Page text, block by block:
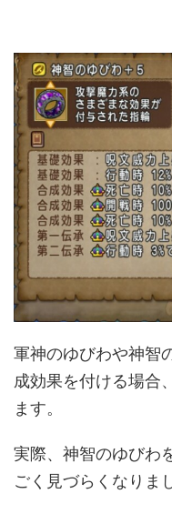
軍神のゆびわや神智
成効果を付ける場合
ます。
実際、神智のゆびわ
ごく見づらくなり